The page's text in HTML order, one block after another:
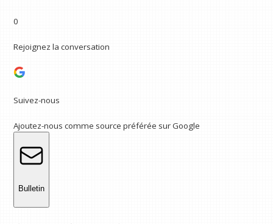
0
Rejoignez la conversation
Suivez-nous
Ajoutez-nous comme source préférée sur Google
Bulletin